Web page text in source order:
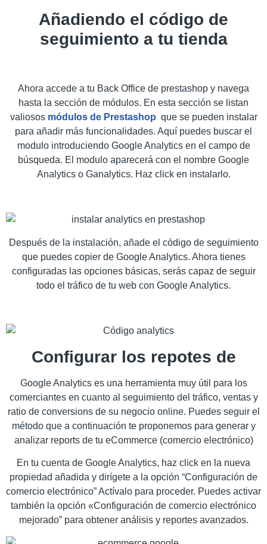
Añadiendo el código de
seguimiento a tu tienda
Ahora accede a tu Back Office de prestashop y navega
hasta la sección de módulos. En esta sección se listan
valiosos módulos de Prestashop que se pueden instalar
para añadir más funcionalidades. Aquí puedes buscar el
modulo introduciendo Google Analytics en el campo de
búsqueda. El modulo aparecerá con el nombre Google
Analytics o Ganalytics. Haz click en instalarlo.
Después de la instalación, añade el código de seguimiento
que puedes copier de Google Analytics. Ahora tienes
configuradas las opciones básicas, serás capaz de seguir
todo el tráfico de tu web con Google Analytics.
Configurar los repotes de
Google Analytics es una herramienta muy útil para los
comerciantes en cuanto al seguimiento del tráfico, ventas y
ratio de conversions de su negocio online. Puedes seguir el
método que a continuación te proponemos para generar y
analizar reports de tu eCommerce (comercio electrónico)
En tu cuenta de Google Analytics, haz click en la nueva
propiedad añadida y dirígete a la opción “Configuración de
comercio electrónico” Actívalo para proceder. Puedes activar
también la opción «Configuración de comercio electrónico
mejorado” para obtener análisis y reportes avanzados.